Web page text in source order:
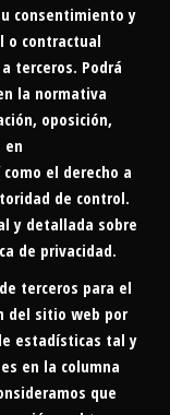
consentimiento y
o contractual
terceros. Podrá
la normativa
oposición,
en
como el derecho a
de control.
y detallada sobre
de privacidad.
terceros para el
del sitio web por
estadísticas tal y
en la columna
que